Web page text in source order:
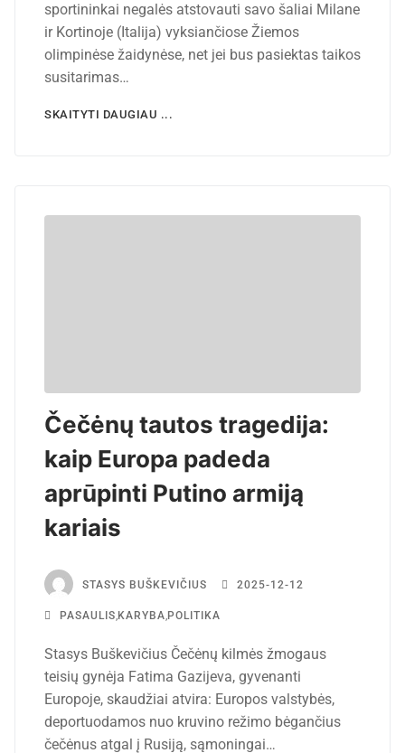
sportininkai negalės atstovauti savo šaliai Milane
ir Kortinoje (Italija) vyksiančiose Žiemos
olimpinėse žaidynėse, net jei bus pasiektas taikos
susitarimas…
SKAITYTI DAUGIAU ...
Čečėnų tautos tragedija:
kaip Europa padeda
aprūpinti Putino armiją
kariais
STASYS BUŠKEVIČIUS 2025-12-12
PASAULIS,KARYBA,POLITIKA
Stasys Buškevičius Čečėnų kilmės žmogaus
teisių gynėja Fatima Gazijeva, gyvenanti
Europoje, skaudžiai atvira: Europos valstybės,
deportuodamos nuo kruvino režimo bėgančius
čečėnus atgal į Rusiją, sąmoningai…